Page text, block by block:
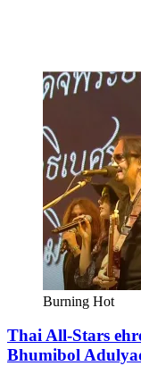
Burning Hot
Thai All-Stars
Bhumibol